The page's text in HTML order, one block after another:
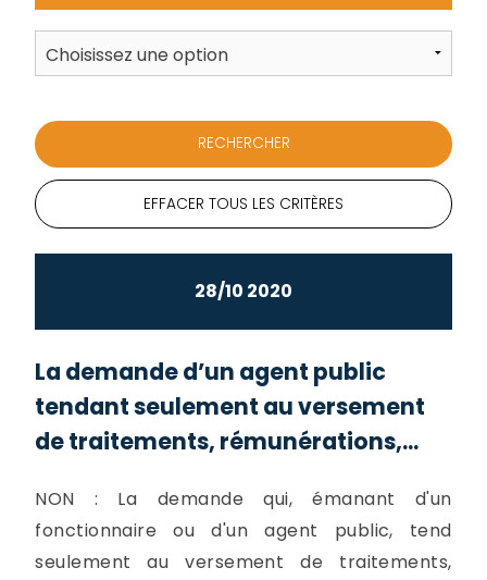
EFFACER TOUS LES CRITÈRES
28/10 2020
La demande d’un agent public
tendant seulement au versement
de traitements, rémunérations,...
NON : La demande qui, émanant d'un
fonctionnaire ou d'un agent public, tend
seulement au versement de traitements,